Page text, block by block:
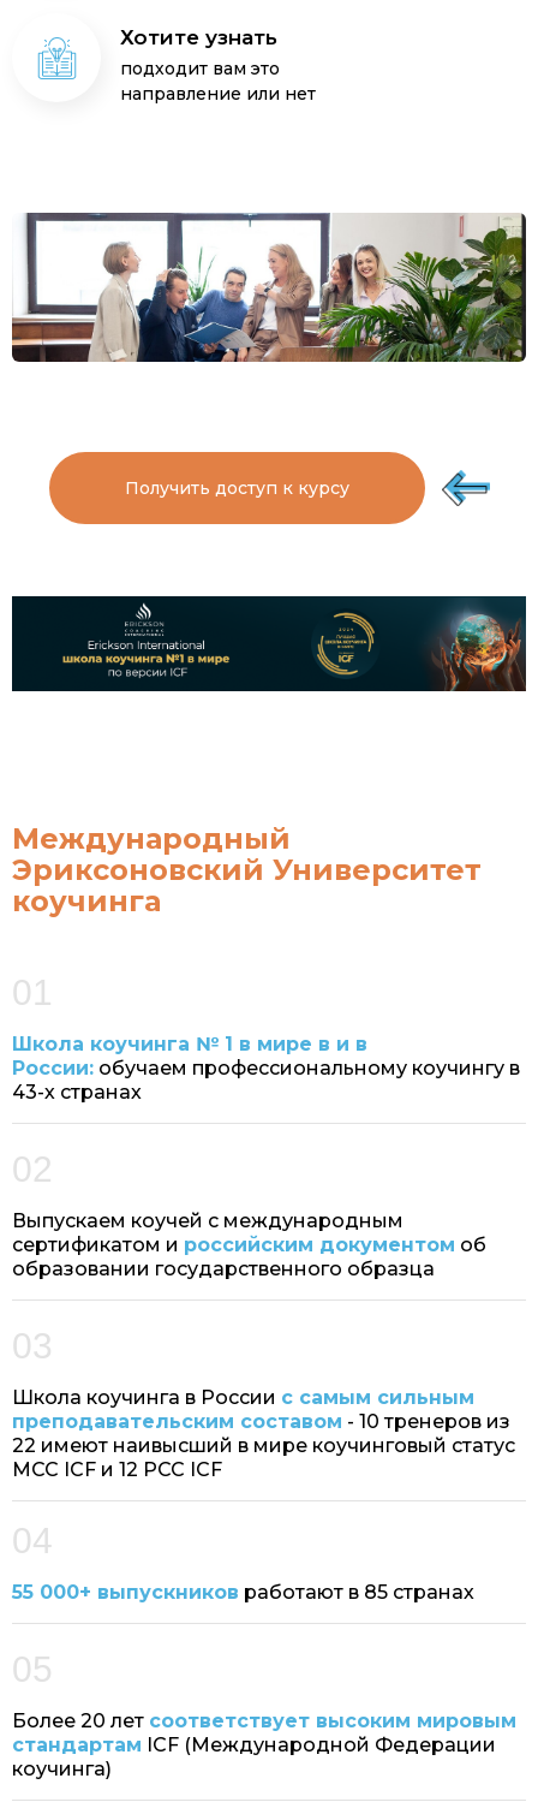
Хотите узнать
подходит вам это
направление или нет
Получить доступ к курсу
Международный
Эриксоновский Университет
коучинга
01
Школа коучинга № 1 в мире в и в
России: обучаем профессиональному коучингу в
43-х странах
02
Выпускаем коучей с международным
сертификатом и российским документом об
образовании государственного образца
03
Школа коучинга в России с самым сильным
преподавательским составом - 10 тренеров из
22 имеют наивысший в мире коучинговый статус
MCC ICF и 12 PCC ICF
04
55 000+ выпускников работают в 85 странах
05
Более 20 лет соответствует высоким мировым
стандартам ICF (Международной Федерации
коучинга)